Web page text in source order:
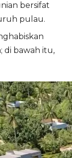
bersifat
pulau.
di bawah itu,